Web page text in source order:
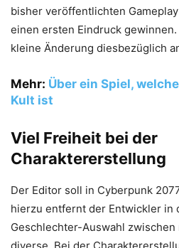
bisher veröffentlichten
einen ersten Eindruck
kleine Änderung diesbezüglich
Mehr: Über ein Spiel,
Kult ist
Viel Freiheit bei der
Charaktererstellung
Der Editor soll in Cyberpunk
hierzu entfernt der Entwickler in
Geschlechter-Auswahl
diverse. Bei der